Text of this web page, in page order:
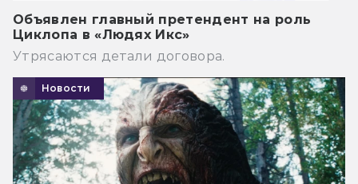
Объявлен главный претендент на роль
Циклопа в «Людях Икс»
Утрясаются детали договора.
Новости